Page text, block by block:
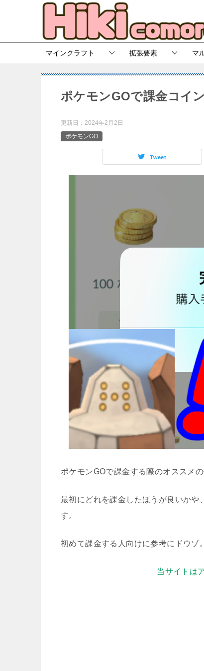
マインクラフト 拡張要素 マ
ポケモンGOで課金コイ
更新日： 2024年2月2日
ポケモンGO
Tweet
ポケモンGOで課金する際のオススメ
最初にどれを課金したほうが良いかや
す。
初めて課金する人向けに参考にドウゾ。
当サイトは